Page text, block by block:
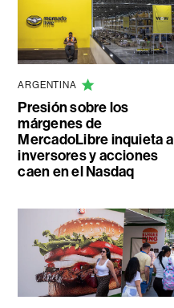
ARGENTINA
Presión sobre los
márgenes de
MercadoLibre inquieta a
inversores y acciones
caen en el Nasdaq